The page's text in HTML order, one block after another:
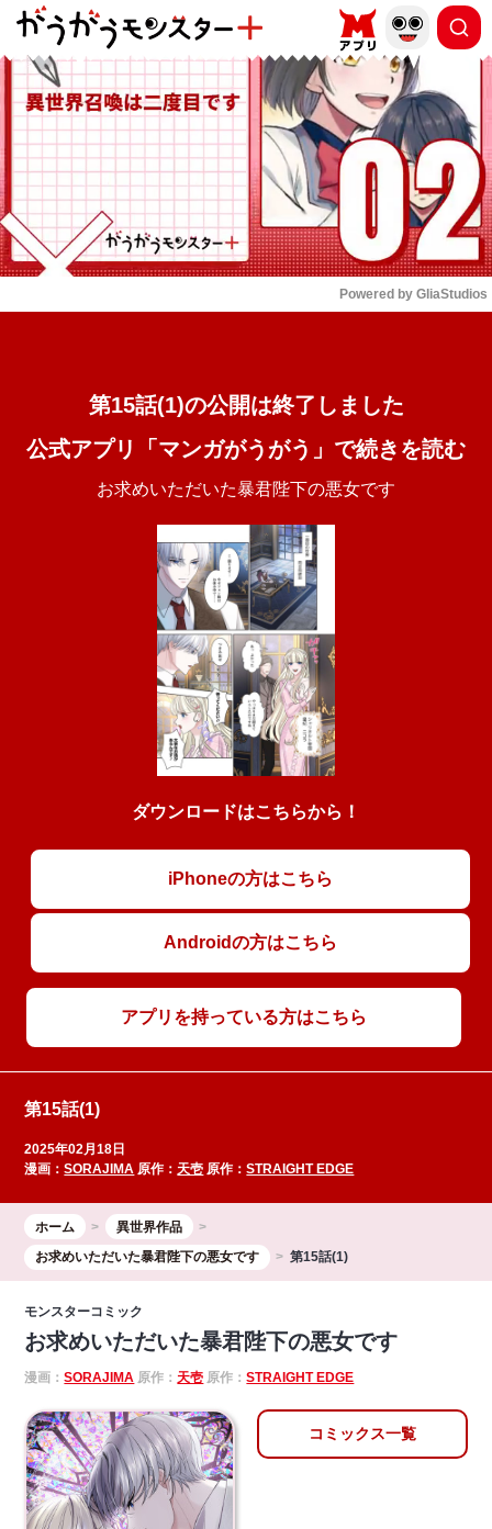
もっと読む
Powered by GliaStudios
第15話(1)の公開は終了しました
公式アプリ「マンガがうがう」で続きを読む
お求めいただいた暴君陛下の悪女です
ダウンロードはこちらから！
iPhoneの方はこちら
Androidの方はこちら
アプリを持っている方はこちら
第15話(1)
2025年02月18日
漫画：SORAJIMA 原作： 天壱 原作：STRAIGHT EDGE
ホーム
異世界作品
お求めいただいた暴君陛下の悪女です
第15話(1)
モンスターコミック
お求めいただいた暴君陛下の悪女です
漫画：SORAJIMA 原作： 天壱 原作：STRAIGHT EDGE
コミックス一覧